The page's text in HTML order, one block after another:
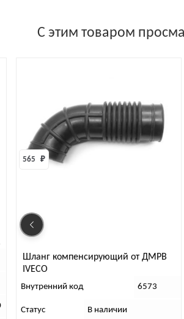
С этим товаром
Шланг компенсирующий от ДМРВ
IVECO
565 ₽
Внутренний код 6573
Статус В наличии